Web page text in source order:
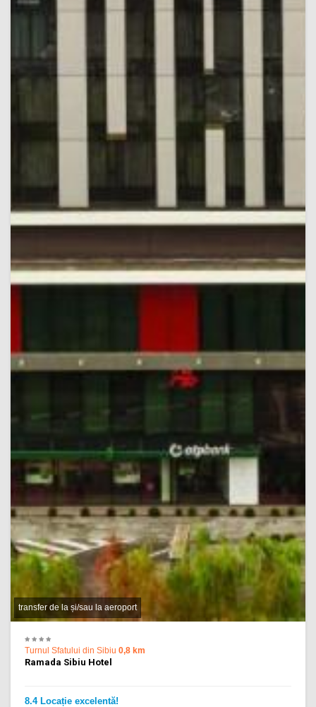
transfer de la și/sau la aeroport
Turnul Sfatului din Sibiu 0,8 km
Ramada Sibiu Hotel
8.4 Locație excelentă!